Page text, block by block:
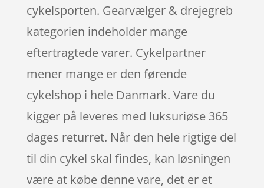
cykelsporten. Gearvælger & drejegreb
kategorien indeholder mange
eftertragtede varer. Cykelpartner
mener mange er den førende
cykelshop i hele Danmark. Vare du
kigger på leveres med luksuriøse 365
dages returret. Når den hele rigtige del
til din cykel skal findes, kan løsningen
være at købe denne vare, det er et